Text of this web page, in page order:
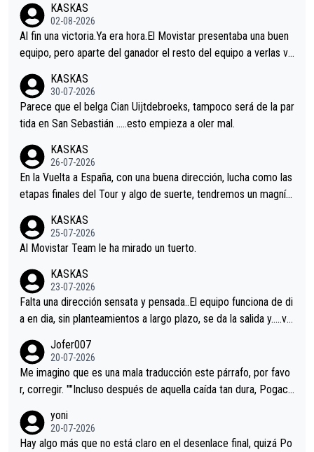
KASKAS
02-08-2026
Al fin una victoria.Ya era hora.El Movistar presentaba una buen
equipo, pero aparte del ganador el resto del equipo a verlas ve
s.La única buena noticia es la mejoría de Enric Más en San Seb
astian.Si en la Vuelta a Burgos sigue la mejoría, podríamos ten
er alguna sorpresa en la Vuelta.Ojalá.
KASKAS
30-07-2026
Parece que el belga Cian Uijtdebroeks, tampoco será de la par
tida en San Sebastián …..esto empieza a oler mal.
KASKAS
26-07-2026
En la Vuelta a España, con una buena dirección, lucha como las
etapas finales del Tour y algo de suerte, tendremos un magnífi
KASKAS
25-07-2026
Al Movistar Team le ha mirado un tuerto.
KASKAS
23-07-2026
Falta una dirección sensata y pensada..El equipo funciona de di
a en dia, sin planteamientos a largo plazo, se da la salida y…..ve
Minguez, Velez etc etc.Me da pena vivir estos momentos tan
tristes sin victorias.
Jofer007
20-07-2026
Me imagino que es una mala traducción este párrafo, por favo
r, corregir. ""Incluso después de aquella caída tan dura, Pogaca
permaneció pegado a su rueda. Parecía increíble la forma en l
a que era capaz de controlar el miedo", recordó."
yoni
20-07-2026
Hay algo más que no está claro en el desenlace final, quizá Po